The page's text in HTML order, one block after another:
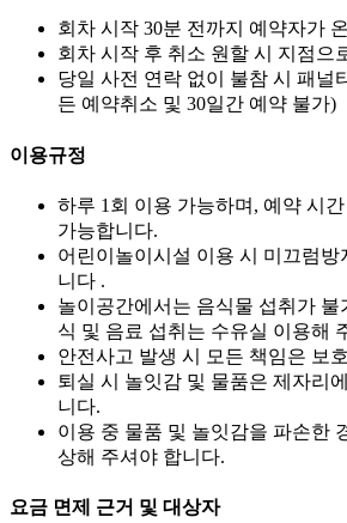
회차 시작 30분 전까지 예약자가
회차 시작 후 취소 원할 시 지점으
당일 사전 연락 없이 불참 시 패널
든 예약취소 및 30일간 예약 불가)
이용규정
하루 1회 이용 가능하며, 예약 시간
가능합니다.
어린이놀이시설 이용 시 미끄럼
니다 .
놀이공간에서는 음식물 섭취가
식 및 음료 섭취는 수유실 이용해
안전사고 발생 시 모든 책임은 보
퇴실 시 놀잇감 및 물품은 제자리
니다.
이용 중 물품 및 놀잇감을 파손한
상해 주셔야 합니다.
요금 면제 근거 및 대상자